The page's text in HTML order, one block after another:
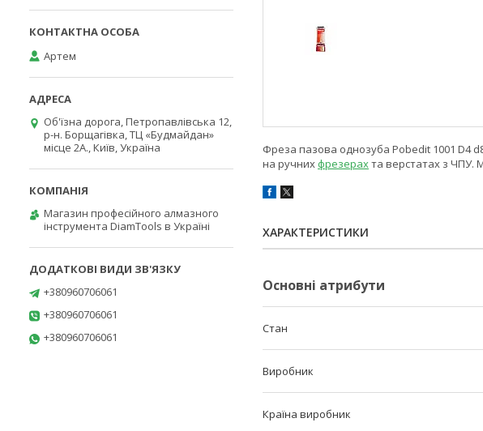
Фреза пазова однозуба Pobedit 1001 D4
на ручнихфрезерахта верстатах з ЧПУ.
ХАРАКТЕРИСТИКИ
Основні атрибути
Стан
Виробник
Країна виробник
Артем
Об'їзна дорога, Петропавлівська 12,
р-н. Борщагівка, ТЦ «Будмайдан»
місце 2А., Київ, Україна
Магазин професійного алмазного
інструмента DiamTools в Україні
+380960706061
+380960706061
+380960706061